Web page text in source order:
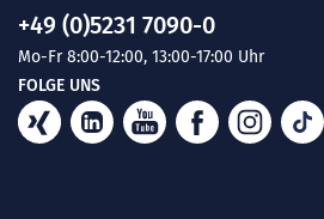
+49 (0)5231 7090-0
Mo-Fr 8:00-12:00, 13:00-17:00 Uhr
FOLGE UNS